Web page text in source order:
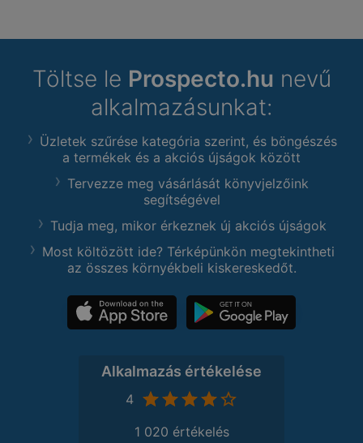
Töltse le Prospecto.hu nevű
alkalmazásunkat:
Üzletek szűrése kategória szerint, és böngészés
a termékek és a akciós újságok között
Tervezze meg vásárlását könyvjelzőink
segítségével
Tudja meg, mikor érkeznek új akciós újságok
Most költözött ide? Térképünkön megtekintheti
az összes környékbeli kiskereskedőt.
Alkalmazás értékelése
4
1 020 értékelés